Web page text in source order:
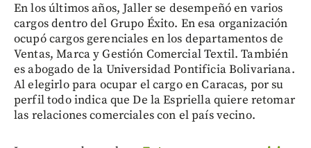
En los últimos años, Jaller se desempeñó en varios
cargos dentro del Grupo Éxito. En esa organización
ocupó cargos gerenciales en los departamentos de
Ventas, Marca y Gestión Comercial Textil. También
es abogado de la Universidad Pontificia Bolivariana.
Al elegirlo para ocupar el cargo en Caracas, por su
perfil todo indica que De la Espriella quiere retomar
las relaciones comerciales con el país vecino.